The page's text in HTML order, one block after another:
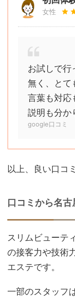
女性
お試しで行
無く、とて
言葉も対応
説明も分か
google口コミ
以上、良い口コ
口コミから名
スリムビューテ
の接客力や技術
エステです。
一部のスタッフ